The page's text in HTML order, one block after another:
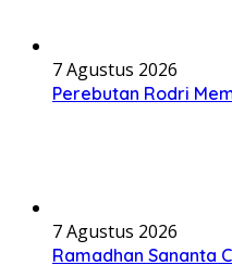
7 Agustus 2026
Perebutan Rodri
7 Agustus 2026
Ramadhan Sananta